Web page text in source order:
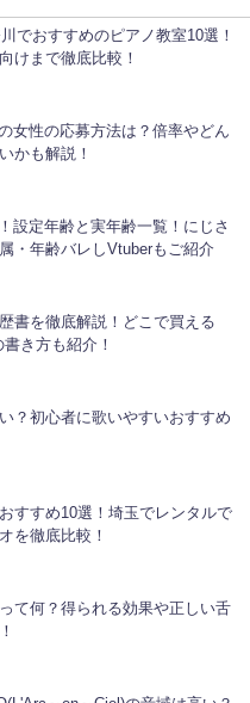
でおすすめのピアノ教室10選！
けまで徹底比較！
女性の応募方法は？倍率やどん
かも解説！
設定年齢と実年齢一覧！にじさ
・年齢バレしVtuberもご紹介
書を徹底解説！どこで買える
き方も紹介！
？初心者に歌いやすいおすすめ
すすめ10選！埼玉でレンタルで
を徹底比較！
て何？得られる効果や正しい舌